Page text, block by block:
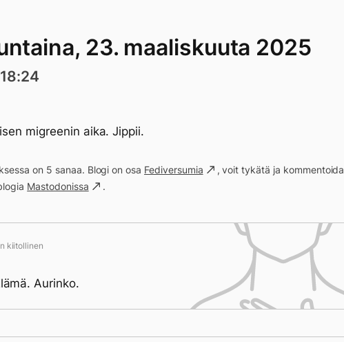
23. maaliskuuta 2025
migreenin aika. Jippii.
on 5 sanaa. Blogi on osa Fediversumia
, voit tykätä ja kommentoida
Mastodonissa .
kiitollinen
Aurinko.